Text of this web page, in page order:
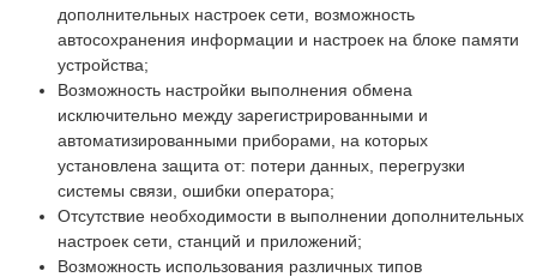
дополнительных настроек сети, возможность
автосохранения информации и настроек на блоке памяти
устройства;
Возможность настройки выполнения обмена
исключительно между зарегистрированными и
автоматизированными приборами, на которых
установлена защита от: потери данных, перегрузки
системы связи, ошибки оператора;
Отсутствие необходимости в выполнении дополнительных
настроек сети, станций и приложений;
Возможность использования различных типов